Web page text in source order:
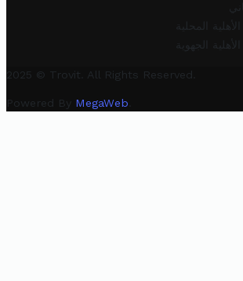
المحلية
الجهوية
2025 © Trovit. All Rights Reserved.
Powered By MegaWeb